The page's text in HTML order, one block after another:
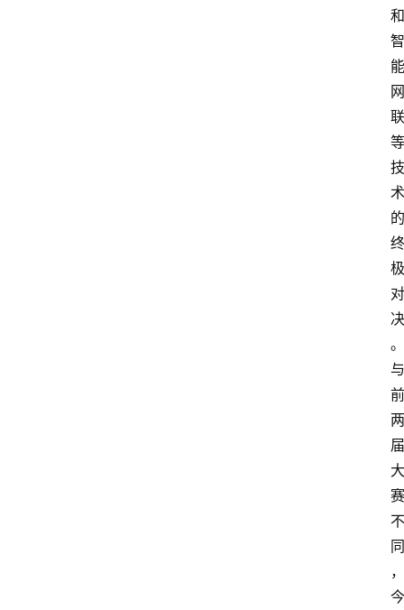
和
智
能
网
联
等
技
术
的
终
极
对
决
。
与
前
两
届
大
赛
不
同
，
今